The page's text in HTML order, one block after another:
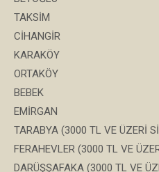
TAKSİM
CİHANGİR
KARAKÖY
ORTAKÖY
BEBEK
EMİRGAN
TARABYA (3000 TL VE ÜZERİ
FERAHEVLER (3000 TL VE
DARÜŞŞAFAKA (3000 TL VE